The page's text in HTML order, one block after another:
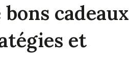
cadeaux
et